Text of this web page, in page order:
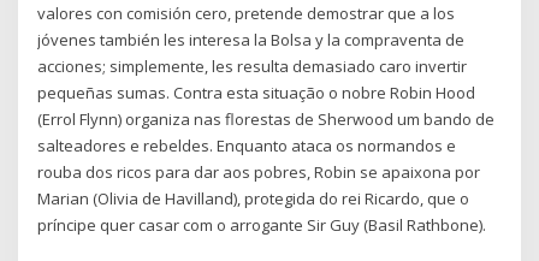
valores con comisión cero, pretende demostrar que a los
jóvenes también les interesa la Bolsa y la compraventa de
acciones; simplemente, les resulta demasiado caro invertir
pequeñas sumas. Contra esta situação o nobre Robin Hood
(Errol Flynn) organiza nas florestas de Sherwood um bando de
salteadores e rebeldes. Enquanto ataca os normandos e
rouba dos ricos para dar aos pobres, Robin se apaixona por
Marian (Olivia de Havilland), protegida do rei Ricardo, que o
príncipe quer casar com o arrogante Sir Guy (Basil Rathbone).